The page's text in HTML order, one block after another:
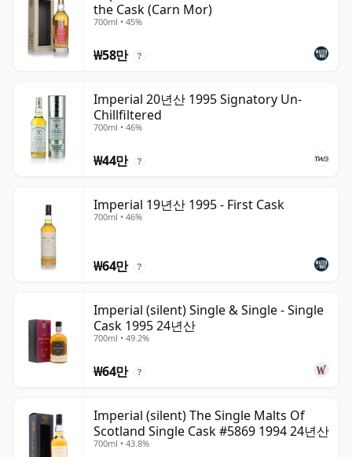
the Cask (Carn Mor)
700ml • 45%
₩58만 ?
Imperial 20년산 1995 Signatory Un-
Chillfiltered
700ml • 46%
₩44만 ?
Imperial 19년산 1995 - First Cask
700ml • 46%
₩64만 ?
Imperial (silent) Single & Single - Single
Cask 1995 24년산
700ml • 49.2%
₩64만 ?
Imperial (silent) The Single Malts Of
Scotland Single Cask #5869 1994 24년산
700ml • 43.8%